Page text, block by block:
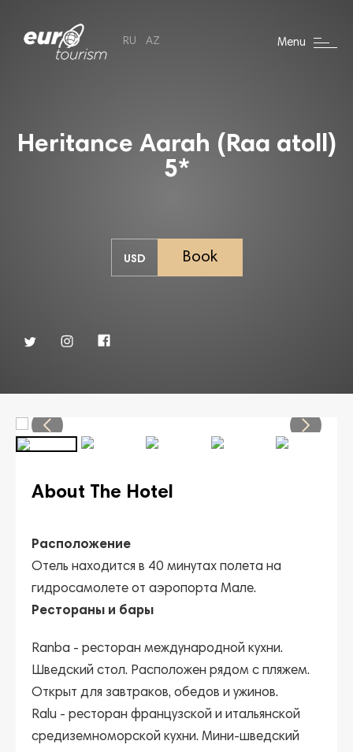
RU AZ Menu
Heritance Aarah (Raa atoll)
5*
USD Book
About The Hotel
Расположение
Отель находится в 40 минутах полета на
гидросамолете от аэропорта Мале.
Рестораны и бары
Ranba - ресторан международной кухни.
Шведский стол. Расположен рядом с пляжем.
Открыт для завтраков, обедов и ужинов.
Ralu - ресторан французской и итальянской
средиземноморской кухни. Мини-шведский